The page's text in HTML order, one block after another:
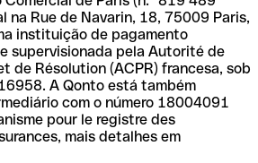
na Rue de Navarin, 18, 75009 Paris,
instituição de pagamento
supervisionada pela Autorité de
de Résolution (ACPR) francesa, sob
A Qonto está também
com o número 18004091
pour le registre des
mais detalhes em